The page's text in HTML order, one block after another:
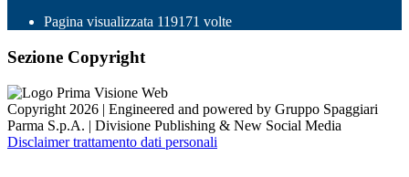
Pagina visualizzata 119171 volte
Sezione Copyright
Copyright 2026 | Engineered and powered by Gruppo Spaggiari
Parma S.p.A. | Divisione Publishing & New Social Media
Disclaimer trattamento dati personali